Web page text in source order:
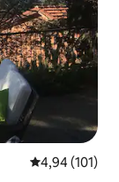
4,94 de uma
4,94 (101)